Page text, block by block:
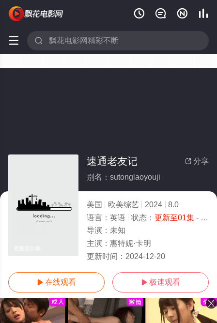
   
 
 分享
速通老友记
别名：sutonglaoyouji
美国 欧美综艺 2024
8.0
语言： 英语 状态： 更新至01集- 免费在线观看
导演： 未知
主演： 惠特妮·卡明
更新时间： 2024-12-20
 在线观看  极速观看